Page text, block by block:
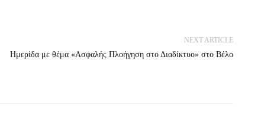
NEXT ARTICLE
Ημερίδα με θέμα «Ασφαλής Πλοήγηση στο Διαδίκτυο» στο Βέλο